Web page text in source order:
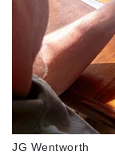
Doanh nghiệp
Thông tin doanh
Doanh nghiệp 24h
Doanh nhân
Vì cộng đồng